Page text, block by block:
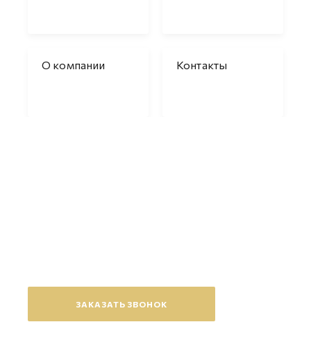
О компании Контакты
ЗАКАЗАТЬ ЗВОНОК